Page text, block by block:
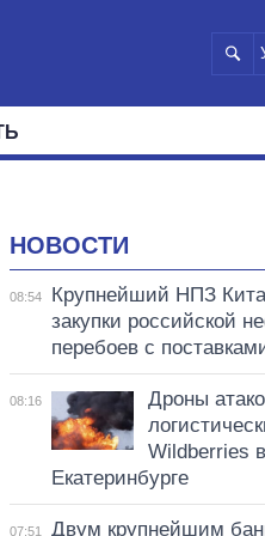
НОВОСТИ
08:54
Крупнейший НПЗ
закупки российской
перебоев с
08:16
Дроны
Wildberries
Екатеринбурге
07:51
Двум крупнейшим